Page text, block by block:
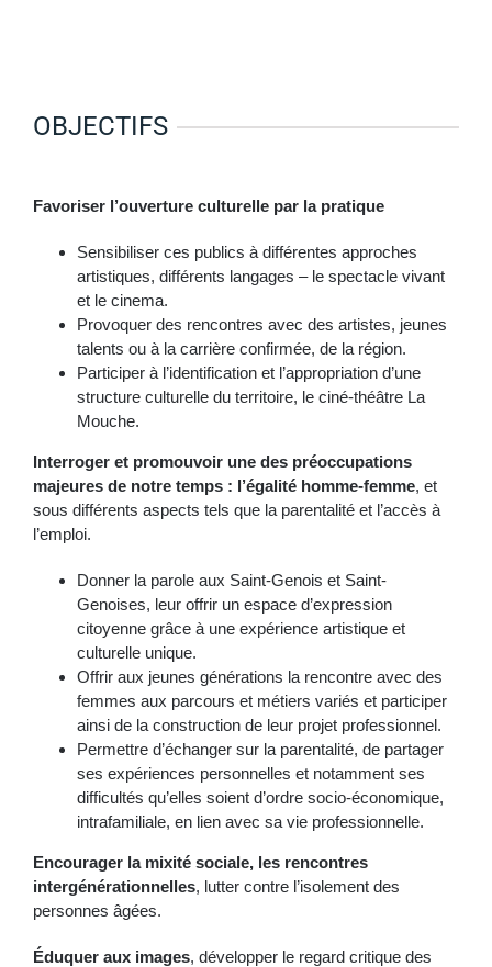
OBJECTIFS
Favoriser l’ouverture culturelle par la pratique
Sensibiliser ces publics à différentes approches
artistiques, différents langages – le spectacle vivant
et le cinema.
Provoquer des rencontres avec des artistes, jeunes
talents ou à la carrière confirmée, de la région.
Participer à l’identification et l’appropriation d’une
structure culturelle du territoire, le ciné-théâtre La
Mouche.
Interroger et promouvoir une des préoccupations
majeures de notre temps : l’égalité homme-femme, et
sous différents aspects tels que la parentalité et l’accès à
l’emploi.
Donner la parole aux Saint-Genois et Saint-
Genoises, leur offrir un espace d’expression
citoyenne grâce à une expérience artistique et
culturelle unique.
Offrir aux jeunes générations la rencontre avec des
femmes aux parcours et métiers variés et participer
ainsi de la construction de leur projet professionnel.
Permettre d’échanger sur la parentalité, de partager
ses expériences personnelles et notamment ses
difficultés qu’elles soient d’ordre socio-économique,
intrafamiliale, en lien avec sa vie professionnelle.
Encourager la mixité sociale, les rencontres
intergénérationnelles, lutter contre l’isolement des
personnes âgées.
Éduquer aux images, développer le regard critique des